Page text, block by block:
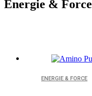
Energie & Force
ENERGIE & FORCE